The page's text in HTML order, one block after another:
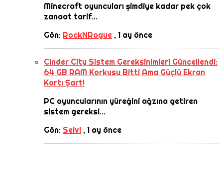
Minecraft oyuncuları şimdiye kadar pek çok
zanaat tarif...
Gön: RockNRogue ,1 ay önce
Cinder City Sistem Gereksinimleri Güncellendi:
64 GB RAM Korkusu Bitti Ama Güçlü Ekran
Kartı Şart!
PC oyuncularının yüreğini ağzına getiren
sistem gereksi...
Gön: Selvi ,1 ay önce